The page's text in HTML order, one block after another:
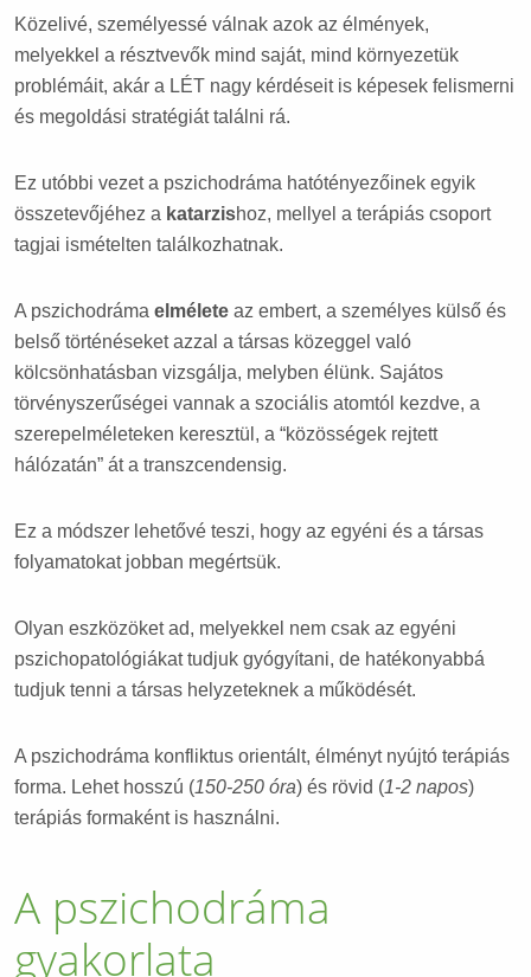
Közelivé, személyessé válnak azok az élmények,
melyekkel a résztvevők mind saját, mind környezetük
problémáit, akár a LÉT nagy kérdéseit is képesek felismerni
és megoldási stratégiát találni rá.
Ez utóbbi vezet a pszichodráma hatótényezőinek egyik
összetevőjéhez a katarzishoz, mellyel a terápiás csoport
tagjai ismételten találkozhatnak.
A pszichodráma elmélete az embert, a személyes külső és
belső történéseket azzal a társas közeggel való
kölcsönhatásban vizsgálja, melyben élünk. Sajátos
törvényszerűségei vannak a szociális atomtól kezdve, a
szerepelméleteken keresztül, a “közösségek rejtett
hálózatán” át a transzcendensig.
Ez a módszer lehetővé teszi, hogy az egyéni és a társas
folyamatokat jobban megértsük.
Olyan eszközöket ad, melyekkel nem csak az egyéni
pszichopatológiákat tudjuk gyógyítani, de hatékonyabbá
tudjuk tenni a társas helyzeteknek a működését.
A pszichodráma konfliktus orientált, élményt nyújtó terápiás
forma. Lehet hosszú (150-250 óra) és rövid (1-2 napos)
terápiás formaként is használni.
A pszichodráma
gyakorlata